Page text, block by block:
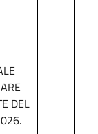
DEL